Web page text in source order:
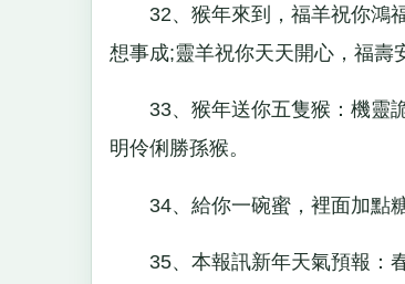
32、猴年來到，福羊祝你鴻福
想事成;靈羊祝你天天開心，福壽
33、猴年送你五隻猴：機靈詭
明伶俐勝孫猴。
34、給你一碗蜜，裡面加點糖
35、本報訊新年天氣預報：春